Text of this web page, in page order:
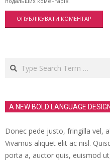
Search
A NEW BOLD LANGUAGE DESIGN
Donec pede justo, fringilla vel,
Vivamus aliquet elit ac nisl.
porta a, auctor quis, euismod